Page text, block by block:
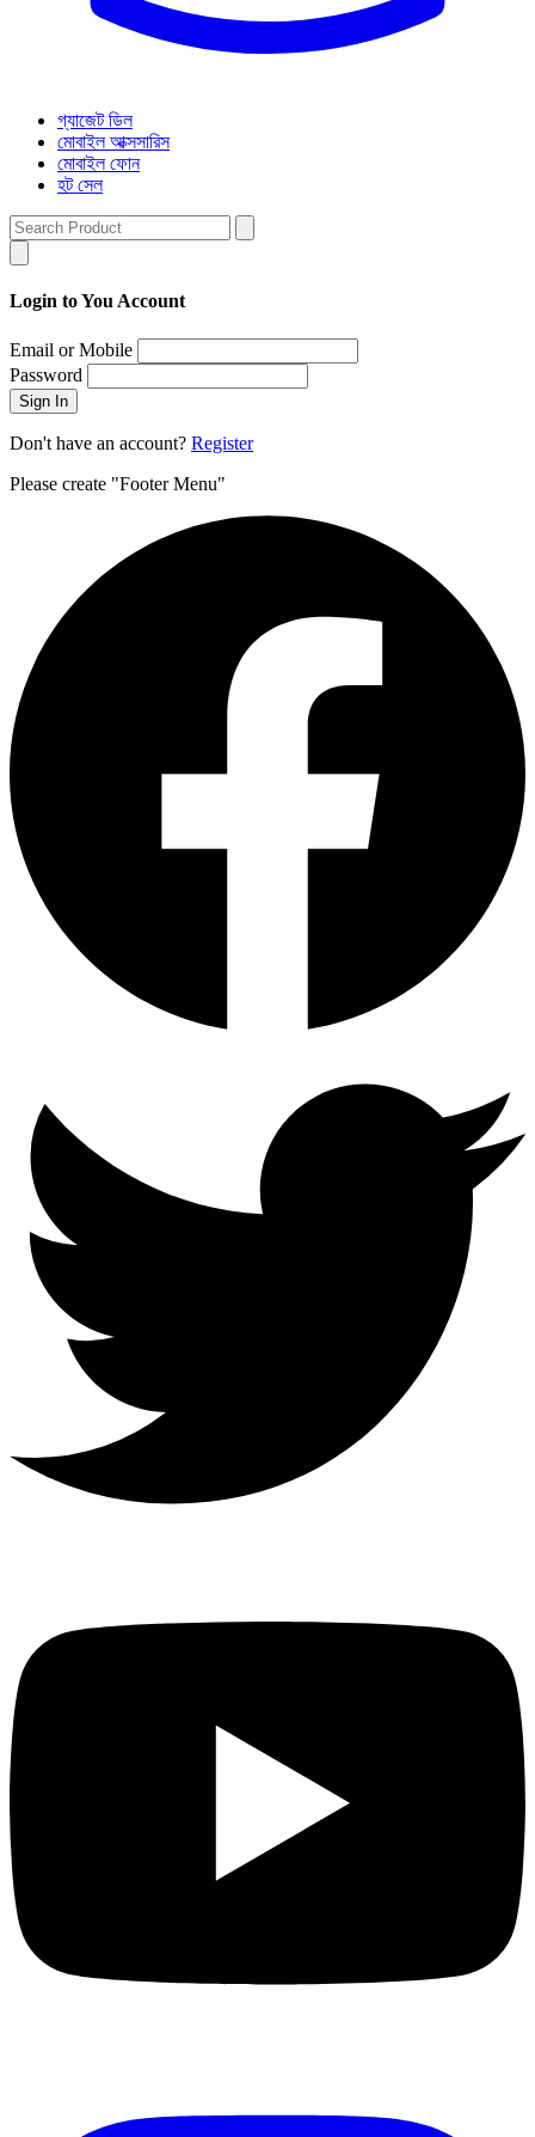
গ্যাজেট ডিল
মোবাইল আক্সসারিস
মোবাইল ফোন
হট সেল
Login to You Account
Email or Mobile
Password
Sign In
Don't have an account? Register
Please create "Footer Menu"